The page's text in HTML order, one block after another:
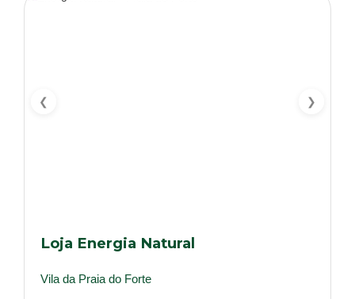
❮ ❯
Loja Energia Natural
Vila da Praia do Forte